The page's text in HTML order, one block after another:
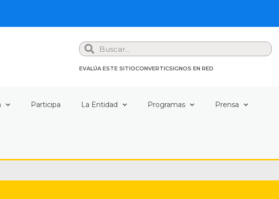
Search
EVALÚA ESTE SITIOCONVERTICSIGNOS EN RED
Participa La Entidad Programas Prensa